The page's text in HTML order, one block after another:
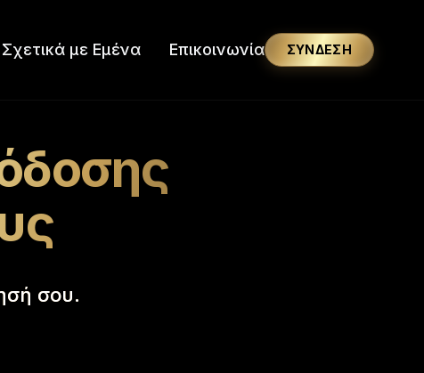
Σχετικά με Εμένα Επικοινωνία ΣΎΝΔΕΣΗ
σου.